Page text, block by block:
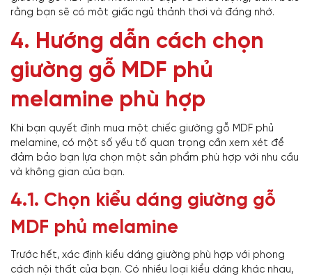
rằng bạn sẽ có một giấc ngủ thảnh thơi và đáng nhớ.
4. Hướng dẫn cách chọn
giường gỗ MDF phủ
melamine phù hợp
Khi bạn quyết định mua một chiếc giường gỗ MDF phủ
melamine, có một số yếu tố quan trọng cần xem xét để
đảm bảo bạn lựa chọn một sản phẩm phù hợp với nhu cầu
và không gian của bạn.
4.1. Chọn kiểu dáng giường gỗ
MDF phủ melamine
Trước hết, xác định kiểu dáng giường phù hợp với phong
cách nội thất của bạn. Có nhiều loại kiểu dáng khác nhau,